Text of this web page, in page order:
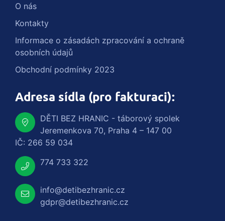
O nás
Kontakty
Informace o zásadách zpracování a ochraně
osobních údajů
Obchodní podmínky 2023
Adresa sídla (pro fakturaci):
DĚTI BEZ HRANIC - táborový spolek
Jeremenkova 70, Praha 4 – 147 00
IČ: 266 59 034
774 733 322
info@detibezhranic.cz
gdpr@detibezhranic.cz